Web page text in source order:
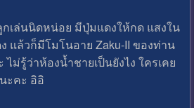
เล่นนิดหน่อย มีปุ่มแดงให้กด แสงใน
แล้วก็มีโมโนอาย Zaku-II ของท่าน
ม่รู้ว่าห้องน้ำชายเป็นยังไง ใครเคย
ะคะ อิอิ